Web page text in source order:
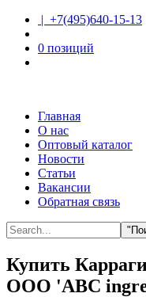
| +7(495)640-15-13
0 позиций
Главная
О нас
Оптовый каталог
Новости
Статьи
Вакансии
Обратная связь
Купить
ООО 'ABC